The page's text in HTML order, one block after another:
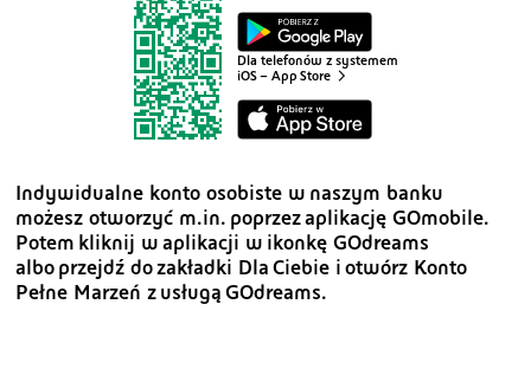
Dla telefonów z systemem
iOS – App Store
Indywidualne konto osobiste w naszym banku
możesz otworzyć m.in. poprzez aplikację GOmobile.
Potem kliknij w aplikacji w ikonkę GOdreams
albo przejdź do zakładki Dla Ciebie i otwórz Konto
Pełne Marzeń z usługą GOdreams.